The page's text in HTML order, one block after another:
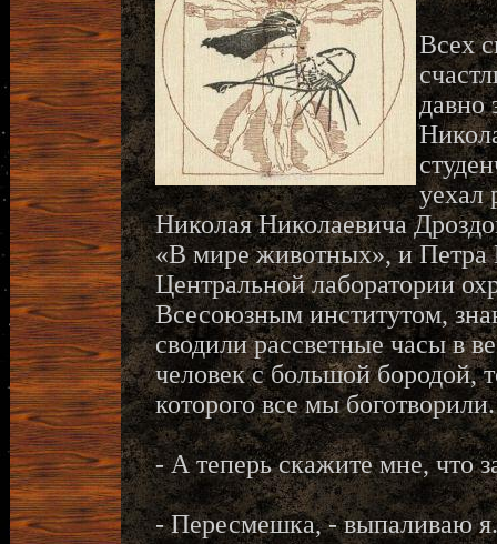
Всех
уехал
Николая Николаевича
«В мире животных», и Петра
Центральной лаборатории
Всесоюзным институтом,
сводили рассветные часы в
человек с большой бородой,
которого все мы боготворили.
- А теперь скажите мне, что
- Пересмешка, - выпаливаю я.